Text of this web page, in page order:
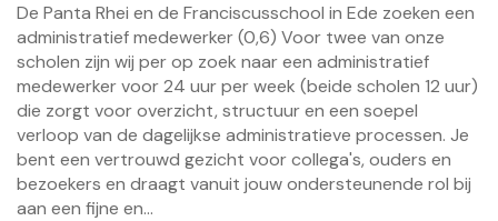
De Panta Rhei en de Franciscusschool in Ede zoeken een
administratief medewerker (0,6) Voor twee van onze
scholen zijn wij per op zoek naar een administratief
medewerker voor 24 uur per week (beide scholen 12 uur)
die zorgt voor overzicht, structuur en een soepel
verloop van de dagelijkse administratieve processen. Je
bent een vertrouwd gezicht voor collega's, ouders en
bezoekers en draagt vanuit jouw ondersteunende rol bij
aan een fijne en...